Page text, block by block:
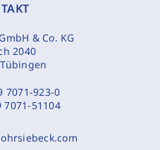
& Co. KG
2040
7071-923-0
7071-51104